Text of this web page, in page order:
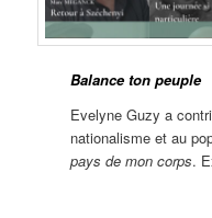
Balance ton peuple
Evelyne Guzy a
nationalisme et au
pays de mon corps.